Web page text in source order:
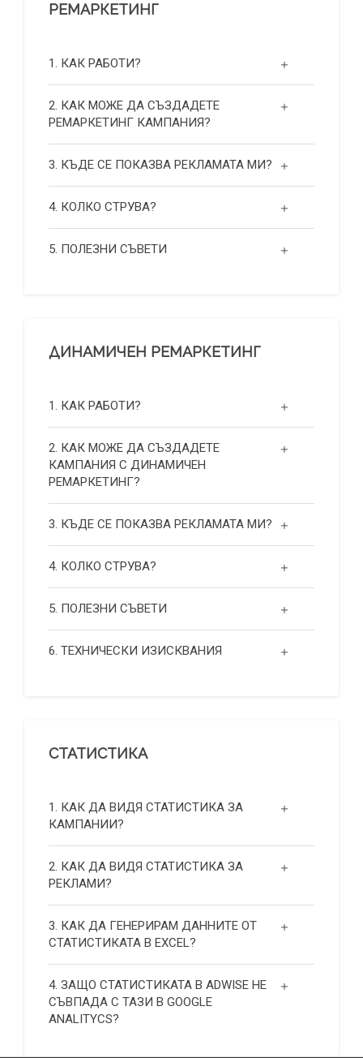
РЕМАРКЕТИНГ
1. КАК РАБОТИ?
2. КАК МОЖЕ ДА СЪЗДАДЕТЕ
РЕМАРКЕТИНГ КАМПАНИЯ?
3. КЪДЕ СЕ ПОКАЗВА РЕКЛАМАТА МИ?
4. КОЛКО СТРУВА?
5. ПОЛЕЗНИ СЪВЕТИ
ДИНАМИЧЕН РЕМАРКЕТИНГ
1. КАК РАБОТИ?
2. КАК МОЖЕ ДА СЪЗДАДЕТЕ
КАМПАНИЯ С ДИНАМИЧЕН
РЕМАРКЕТИНГ?
3. КЪДЕ СЕ ПОКАЗВА РЕКЛАМАТА МИ?
4. КОЛКО СТРУВА?
5. ПОЛЕЗНИ СЪВЕТИ
6. ТЕХНИЧЕСКИ ИЗИСКВАНИЯ
СТАТИСТИКА
1. КАК ДА ВИДЯ СТАТИСТИКА ЗА
КАМПАНИИ?
2. КАК ДА ВИДЯ СТАТИСТИКА ЗА
РЕКЛАМИ?
3. КАК ДА ГЕНЕРИРАМ ДАННИТЕ ОТ
СТАТИСТИКАТА В EXCEL?
4. ЗАЩО СТАТИСТИКАТА В ADWISE НЕ
СЪВПАДА С ТАЗИ В GOOGLE
ANALITYCS?